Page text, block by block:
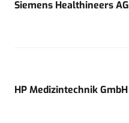
Siemens Healthineers AG
HP Medizintechnik GmbH